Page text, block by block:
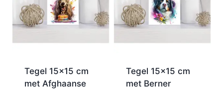
Tegel 15×15 cm
met Afghaanse
Tegel 15×15 cm
met Berner